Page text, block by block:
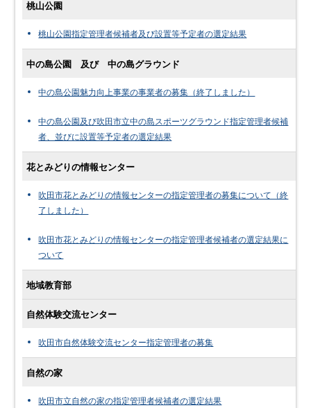
桃山公園
桃山公園指定管理者候補者及び設置等予定者の選定結果
中の島公園 及び 中の島グラウンド
中の島公園魅力向上事業の事業者の募集（終了しました）
中の島公園及び吹田市立中の島スポーツグラウンド指定管理者候補
者、並びに設置等予定者の選定結果
花とみどりの情報センター
吹田市花とみどりの情報センターの指定管理者の募集について（終
了しました）
吹田市花とみどりの情報センターの指定管理者候補者の選定結果に
ついて
地域教育部
自然体験交流センター
吹田市自然体験交流センター指定管理者の募集
自然の家
吹田市立自然の家の指定管理者候補者の選定結果